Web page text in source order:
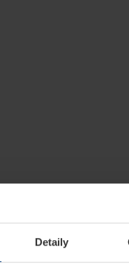
Detaily